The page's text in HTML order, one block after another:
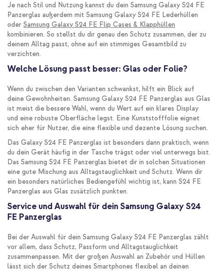
Je nach Stil und Nutzung kannst du dein Samsung Galaxy S24 FE
Panzerglas außerdem mit Samsung Galaxy S24 FE Lederhüllen
oder Samsung Galaxy S24 FE Flip Cases & Klapphüllen
kombinieren. So stellst du dir genau den Schutz zusammen, der zu
deinem Alltag passt, ohne auf ein stimmiges Gesamtbild zu
verzichten.
Welche Lösung passt besser: Glas oder Folie?
Wenn du zwischen den Varianten schwankst, hilft ein Blick auf
deine Gewohnheiten. Samsung Galaxy S24 FE Panzerglas aus Glas
ist meist die bessere Wahl, wenn du Wert auf ein klares Display
und eine robuste Oberfläche legst. Eine Kunststofffolie eignet
sich eher für Nutzer, die eine flexible und dezente Lösung suchen.
Das Galaxy S24 FE Panzerglas ist besonders dann praktisch, wenn
du dein Gerät häufig in der Tasche trägst oder viel unterwegs bist.
Das Samsung S24 FE Panzerglas bietet dir in solchen Situationen
eine gute Mischung aus Alltagstauglichkeit und Schutz. Wenn dir
ein besonders natürliches Bediengefühl wichtig ist, kann S24 FE
Panzerglas aus Glas zusätzlich punkten.
Service und Auswahl für dein Samsung Galaxy S24
FE Panzerglas
Bei der Auswahl für dein Samsung Galaxy S24 FE Panzerglas zählt
vor allem, dass Schutz, Passform und Alltagstauglichkeit
zusammenpassen. Mit der großen Auswahl an Zubehör und Hüllen
lässt sich der Schutz deines Smartphones flexibel an deinen